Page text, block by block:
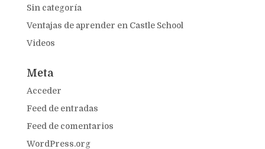
Sin categoría
Ventajas de aprender en Castle School
Videos
Meta
Acceder
Feed de entradas
Feed de comentarios
WordPress.org